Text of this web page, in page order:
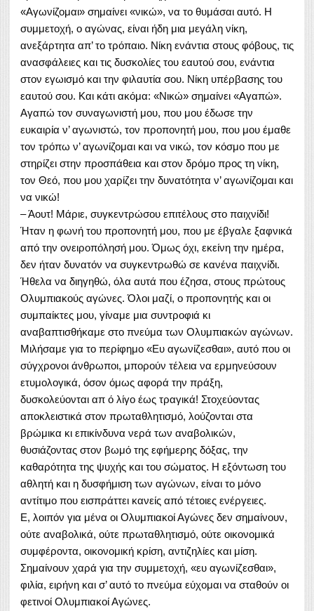
«Αγωνίζομαι» σημαίνει «νικώ», να το θυμάσαι αυτό. Η
συμμετοχή, ο αγώνας, είναι ήδη μια μεγάλη νίκη,
ανεξάρτητα απ’ το τρόπαιο. Νίκη ενάντια στους φόβους, τις
ανασφάλειες και τις δυσκολίες του εαυτού σου, ενάντια
στον εγωισμό και την φιλαυτία σου. Νίκη υπέρβασης του
εαυτού σου. Και κάτι ακόμα: «Νικώ» σημαίνει «Αγαπώ».
Αγαπώ τον συναγωνιστή μου, που μου έδωσε την
ευκαιρία ν’ αγωνιστώ, τον προπονητή μου, που μου έμαθε
τον τρόπω ν’ αγωνίζομαι και να νικώ, τον κόσμο που με
στηρίζει στην προσπάθεια και στον δρόμο προς τη νίκη,
τον Θεό, που μου χαρίζει την δυνατότητα ν’ αγωνίζομαι και
να νικώ!
– Άουτ! Μάριε, συγκεντρώσου επιτέλους στο παιχνίδι!
Ήταν η φωνή του προπονητή μου, που με έβγαλε ξαφνικά
από την ονειροπόλησή μου. Όμως όχι, εκείνη την ημέρα,
δεν ήταν δυνατόν να συγκεντρωθώ σε κανένα παιχνίδι.
Ήθελα να διηγηθώ, όλα αυτά που έζησα, στους πρώτους
Ολυμπιακούς αγώνες. Όλοι μαζί, ο προπονητής και οι
συμπαίκτες μου, γίναμε μια συντροφιά κι
αναβαπτισθήκαμε στο πνεύμα των Ολυμπιακών αγώνων.
Μιλήσαμε για το περίφημο «Ευ αγωνίζεσθαι», αυτό που οι
σύγχρονοι άνθρωποι, μπορούν τέλεια να ερμηνεύσουν
ετυμολογικά, όσον όμως αφορά την πράξη,
δυσκολεύονται απ ό λίγο έως τραγικά! Στοχεύοντας
αποκλειστικά στον πρωταθλητισμό, λούζονται στα
βρώμικα κι επικίνδυνα νερά των αναβολικών,
θυσιάζοντας στον βωμό της εφήμερης δόξας, την
καθαρότητα της ψυχής και του σώματος. Η εξόντωση του
αθλητή και η δυσφήμιση των αγώνων, είναι το μόνο
αντίτιμο που εισπράττει κανείς από τέτοιες ενέργειες.
Ε, λοιπόν για μένα οι Ολυμπιακοί Αγώνες δεν σημαίνουν,
ούτε αναβολικά, ούτε πρωταθλητισμό, ούτε οικονομικά
συμφέροντα, οικονομική κρίση, αντιζηλίες και μίση.
Σημαίνουν χαρά για την συμμετοχή, «ευ αγωνίζεσθαι»,
φιλία, ειρήνη και σ’ αυτό το πνεύμα εύχομαι να σταθούν οι
φετινοί Ολυμπιακοί Αγώνες.